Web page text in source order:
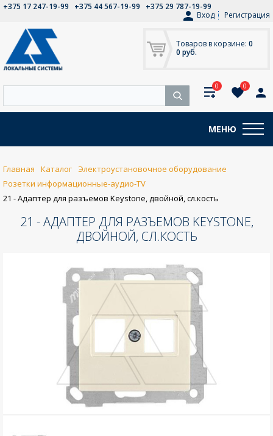
+375 17 247-19-99 +375 44 567-19-99
+375 29 787-19-99
Вход
Регистрация
Товаров в корзине: 0
0 руб.
0 0
МЕНЮ
Главная Каталог
Электроустановочное оборудование
Розетки информационные-аудио-TV
21 - Адаптер для разъемов Keystone, двойной, сл.кость
21 - АДАПТЕР ДЛЯ РАЗЪЕМОВ KEYSTONE,
ДВОЙНОЙ, СЛ.КОСТЬ